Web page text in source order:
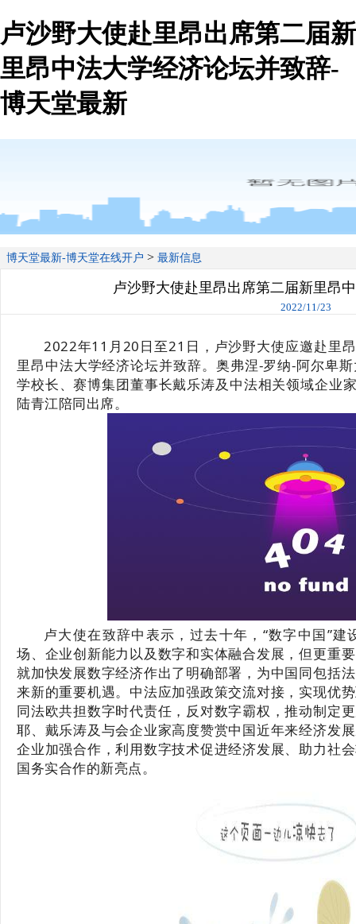
卢沙野大使赴里昂出席第二届新
里昂中法大学经济论坛并致辞-
博天堂最新
博天堂最新-博天堂在线开户 > 最新信息
卢沙野大使赴里昂出席第二届新里昂
2022/11/23
2022年11月20日至21日，卢沙野大使应邀赴里
里昂中法大学经济论坛并致辞。奥弗涅-罗纳-阿尔卑
学校长、赛博集团董事长戴乐涛及中法相关领域企业
陆青江陪同出席。
卢大使在致辞中表示，过去十年，“数字中国”
场、企业创新能力以及数字和实体融合发展，但更重
就加快发展数字经济作出了明确部署，为中国同包括
来新的重要机遇。中法应加强政策交流对接，实现优
同法欧共担数字时代责任，反对数字霸权，推动制定
耶、戴乐涛及与会企业家高度赞赏中国近年来经济发
企业加强合作，利用数字技术促进经济发展、助力社
国务实合作的新亮点。